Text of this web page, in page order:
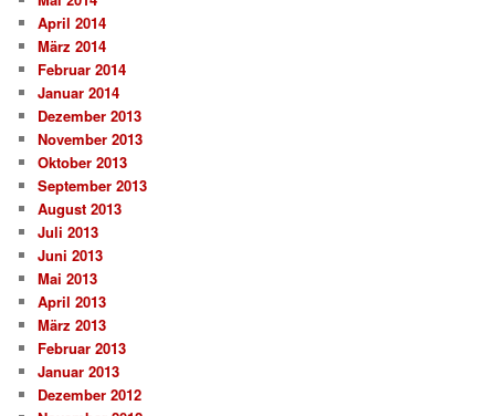
April 2014
März 2014
Februar 2014
Januar 2014
Dezember 2013
November 2013
Oktober 2013
September 2013
August 2013
Juli 2013
Juni 2013
Mai 2013
April 2013
März 2013
Februar 2013
Januar 2013
Dezember 2012